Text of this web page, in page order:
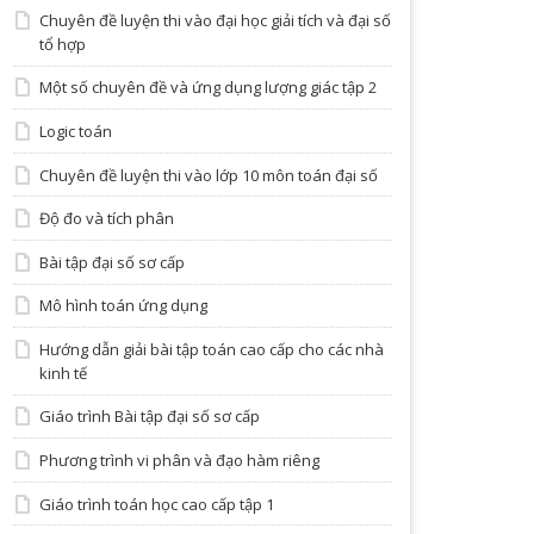
Chuyên đề luyện thi vào đại học giải tích và đại số
tổ hợp
Một số chuyên đề và ứng dụng lượng giác tập 2
Logic toán
Chuyên đề luyện thi vào lớp 10 môn toán đại số
Độ đo và tích phân
Bài tập đại số sơ cấp
Mô hình toán ứng dụng
Hướng dẫn giải bài tập toán cao cấp cho các nhà
kinh tế
Giáo trình Bài tập đại số sơ cấp
Phương trình vi phân và đạo hàm riêng
Giáo trình toán học cao cấp tập 1